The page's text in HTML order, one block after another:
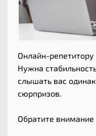
Онлайн-
Нужна
слышать вас
сюрпризов.
Обратите